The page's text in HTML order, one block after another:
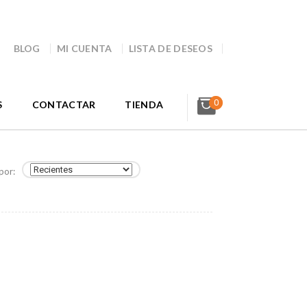
BLOG MI CUENTA LISTA DE DESEOS
CONTACTAR TIENDA 0